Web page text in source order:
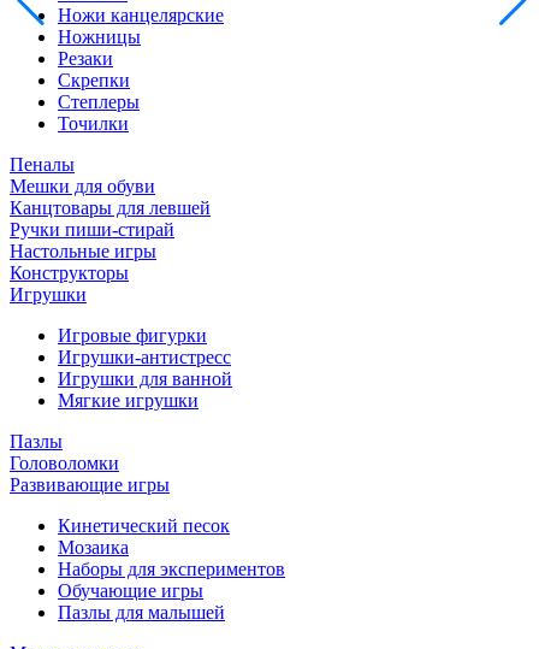
Ножи канцелярские
Ножницы
Резаки
Скрепки
Степлеры
Точилки
Пеналы
Мешки для обуви
Канцтовары для левшей
Ручки пиши-стирай
Настольные игры
Конструкторы
Игрушки
Игровые фигурки
Игрушки-антистресс
Игрушки для ванной
Мягкие игрушки
Пазлы
Головоломки
Развивающие игры
Кинетический песок
Мозаика
Наборы для экспериментов
Обучающие игры
Пазлы для малышей